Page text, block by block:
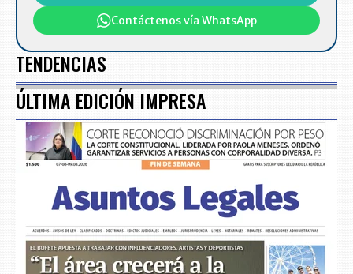
Contáctenos vía WhatsApp
TENDENCIAS
ÚLTIMA EDICIÓN IMPRESA